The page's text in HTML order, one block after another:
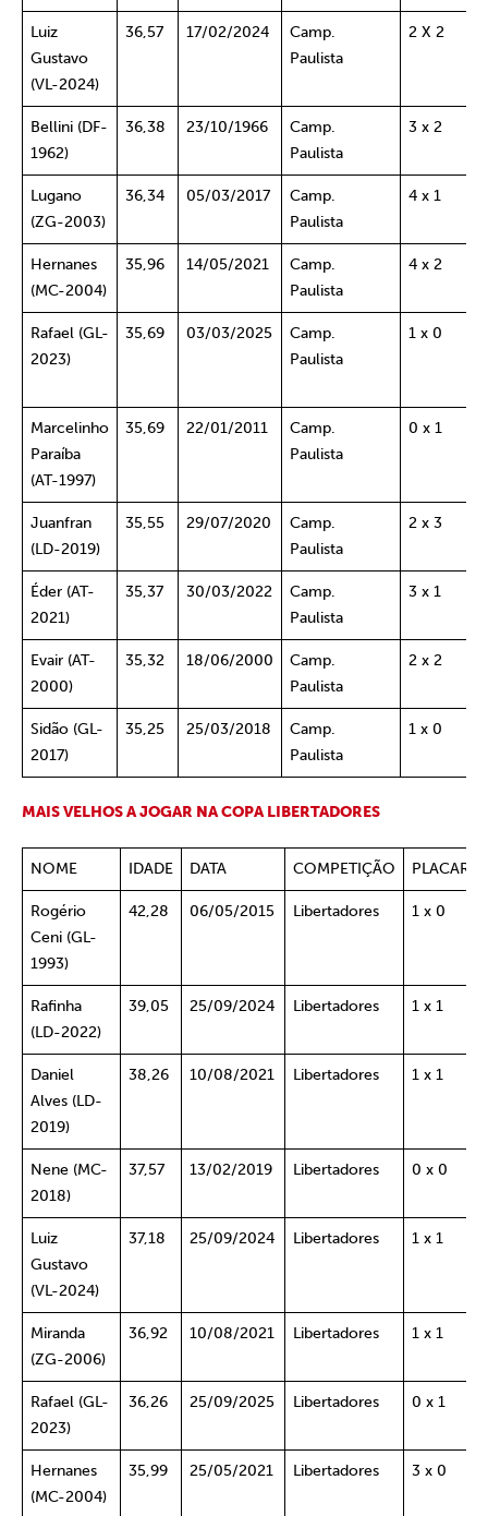
Luiz
Gustavo
(VL-2024)
36,57 17/02/2024
Camp.
Paulista
2 X 2
Bellini (DF-
1962)
36,38 23/10/1966
Camp.
Paulista
3 x 2
Lugano
(ZG-2003)
36,34 05/03/2017
Camp.
Paulista
4 x 1
Hernanes
(MC-2004)
35,96 14/05/2021
Camp.
Paulista
4 x 2
Rafael (GL-
2023)
35,69 03/03/2025
Camp.
Paulista
1 x 0
Marcelinho
Paraíba
(AT-1997)
35,69 22/01/2011
Camp.
Paulista
0 x 1
Juanfran
(LD-2019)
35,55 29/07/2020
Camp.
Paulista
2 x 3
Éder (AT-
2021)
35,37 30/03/2022
Camp.
Paulista
3 x 1
Evair (AT-
2000)
35,32 18/06/2000
Camp.
Paulista
2 x 2
Sidão (GL-
2017)
35,25 25/03/2018
Camp.
Paulista
1 x 0
MAISVELHOSA JOGAR NA COPA LIBERTADORES
NOME IDADE DATA COMPETIÇÃO PLACAR
Rogério
Ceni (GL-
1993)
42,28 06/05/2015 Libertadores 1 x 0
Rafinha
(LD-2022)
39,05 25/09/2024 Libertadores 1 x 1
Daniel
Alves (LD-
2019)
38,26 10/08/2021 Libertadores 1 x 1
Nene (MC-
2018)
37,57 13/02/2019 Libertadores 0 x 0
Luiz
Gustavo
(VL-2024)
37,18 25/09/2024 Libertadores 1 x 1
Miranda
(ZG-2006)
36,92 10/08/2021 Libertadores 1 x 1
Rafael (GL-
2023)
36,26 25/09/2025 Libertadores 0 x 1
Hernanes
(MC-2004)
35,99 25/05/2021 Libertadores 3 x 0